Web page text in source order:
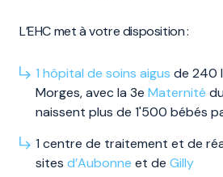
L’EHC met à votre disposition :
1 hôpital de soins aigus de 240
Morges, avec la 3e Maternité
naissent plus de 1'500 bébés
1 centre de traitement et de
sites d’Aubonne et de Gilly